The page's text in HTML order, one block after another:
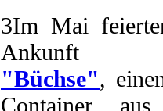
3Im Mai
Ankunft
"Büchse",
Container